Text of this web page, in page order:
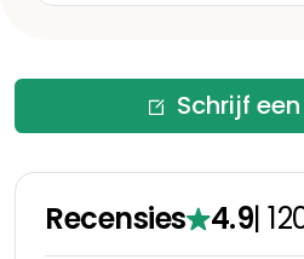
Schrijf
Recensies 4.9|